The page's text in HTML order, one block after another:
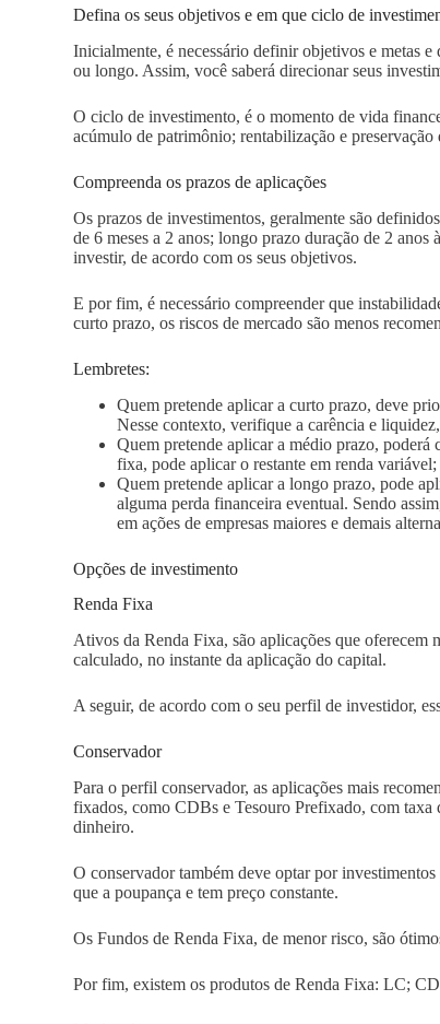
Defina os seus objetivos e em que ciclo de
Inicialmente, é necessário definir objetivos e metas
ou longo. Assim, você saberá direcionar seus
O ciclo de investimento, é o momento de vida
acúmulo de patrimônio; rentabilização e
Compreenda os prazos de aplicações
Os prazos de investimentos, geralmente são
de 6 meses a 2 anos; longo prazo duração de 2
investir, de acordo com os seus objetivos.
E por fim, é necessário compreender que
curto prazo, os riscos de mercado são menos
Lembretes:
Quem pretende aplicar a curto prazo, deve
Nesse contexto, verifique a carência e
Quem pretende aplicar a médio prazo, poderá
fixa, pode aplicar o restante em renda variável;
Quem pretende aplicar a longo prazo, pode
alguma perda financeira eventual. Sendo
em ações de empresas maiores e demais
Opções de investimento
Renda Fixa
Ativos da Renda Fixa, são aplicações que
calculado, no instante da aplicação do capital.
A seguir, de acordo com o seu perfil de investidor,
Conservador
Para o perfil conservador, as aplicações mais
fixados, como CDBs e Tesouro Prefixado, com taxa
dinheiro.
O conservador também deve optar por
que a poupança e tem preço constante.
Os Fundos de Renda Fixa, de menor risco, são
Por fim, existem os produtos de Renda Fixa: LC;